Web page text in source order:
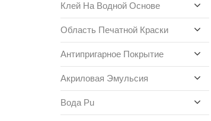
Клей На Водной Основе
Область Печатной Краски
Антипригарное Покрытие
Акриловая Эмульсия
Вода Pu